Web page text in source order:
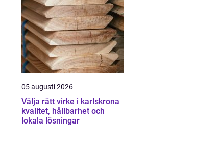
05 augusti 2026
Välja rätt virke i karlskrona
kvalitet, hållbarhet och
lokala lösningar